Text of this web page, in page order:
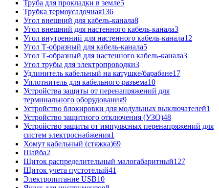
Труба для прокладки в земле5
Трубка термоусадочная136
Угол внешний для кабель-канала8
Угол внешний для настенного кабель-канала3
Угол внутренний для настенного кабель-канала12
Угол Т-образный для кабель-канала5
Угол Т-образный для настенного кабель-канала3
Угол трубы для электропроводки3
Удлинитель кабельный на катушке/барабане17
Уплотнитель для кабельного разъема10
Устройства защиты от перенапряжений для
терминального оборудования9
Устройство блокировки для модульных выключателей1
Устройство защитного отключения (УЗО)48
Устройство защиты от импульсных перенапряжений для
систем электроснабжения1
Хомут кабельный (стяжка)69
Шайба2
Щиток распределительный малогабаритный127
Щиток учета пустотелый41
Электропитание USB10